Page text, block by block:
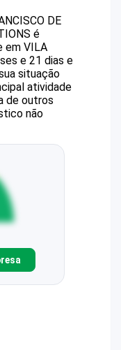
DE
é
em VILA
e 21 dias e
situação
atividade
de outros
não